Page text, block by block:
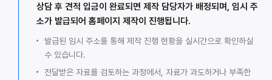
상담 후 견적 입금이 완료되면 제작 담당자가 배정되며, 임시 주
소가 발급되어 홈페이지 제작이 진행됩니다.
발급된 임시 주소를 통해 제작 진행 현황을 실시간으로 확인하실
수 있습니다.
전달받은 자료를 검토하는 과정에서, 자료가 과도하거나 부족한